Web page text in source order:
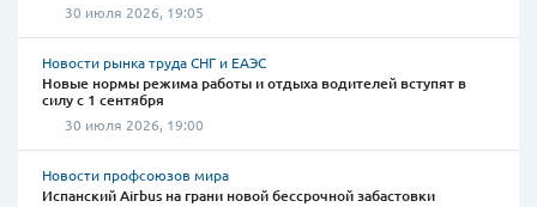
30 июля 2026, 19:05
Новости рынка труда СНГ и ЕАЭС
Новые нормы режима работы и отдыха водителей вступят в
силу с 1 сентября
30 июля 2026, 19:00
Новости профсоюзов мира
Испанский Airbus на грани новой бессрочной забастовки